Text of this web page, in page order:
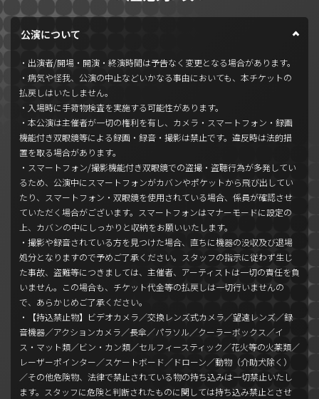
公演について
・出演者/開場・開演・終演時間は予告なく変更となる場合があります。
・病気や怪我、公演の中止などいかなる事由においても、本チケットの
払戻しはいたしません。
・入場時に手荷物検査を実施する可能性があります。
・本公演は主催者が一切の権利を有し、カメラ・スマートフォン・録画
機能付き双眼鏡等による録画・録音・撮影は禁止です。違反時は法的措
置を取る場合があります。
・スマートフォン/撮影機能付き双眼鏡での盗撮・盗聴行為が多発してい
るため、公演中にスマートフォンがカバンやポケットから飛び出してい
たり、スマートフォン・双眼鏡を使用されている場合、係員が確認させ
ていただく場合がございます。スマートフォンはマナーモードに設定の
上、カバンの中にしっかりと収納をお願いいたします。
・撮影や録音されている方を見つけた場合、直ちに機器の没収及び退場
処分となりますので予めご了承ください。スタッフの指示に従わず生じ
た事故、盗難等につきましては、主催者、アーティストは一切の責任を負
いません。この場合も、チケット代金等の払戻しは一切行いませんの
で、あらかじめご了承ください。
・【持込禁止物】ビデオカメラ／交換レンズ式カメラ／望遠レンズ／録
音機器／アクションカメラ／長傘／パラソル／クーラーボックス／イ
ス・マット類／ビン・カン類／セルフィースティック／花火等の火薬類／
レーザーポインター／スケートボード／ドローン／動物（介助犬除く）
／その他危険物、法律で禁止されている物の持ち込みは一切禁止いたし
ます。スタッフに危険と判断されたものに関しては持ち込み禁止とさせ